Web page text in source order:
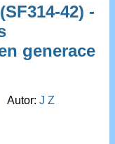
42) -
generace
Autor:J Z